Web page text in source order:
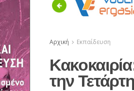
Previous
Αρχική Εκπαίδευση
την Τετάρτη